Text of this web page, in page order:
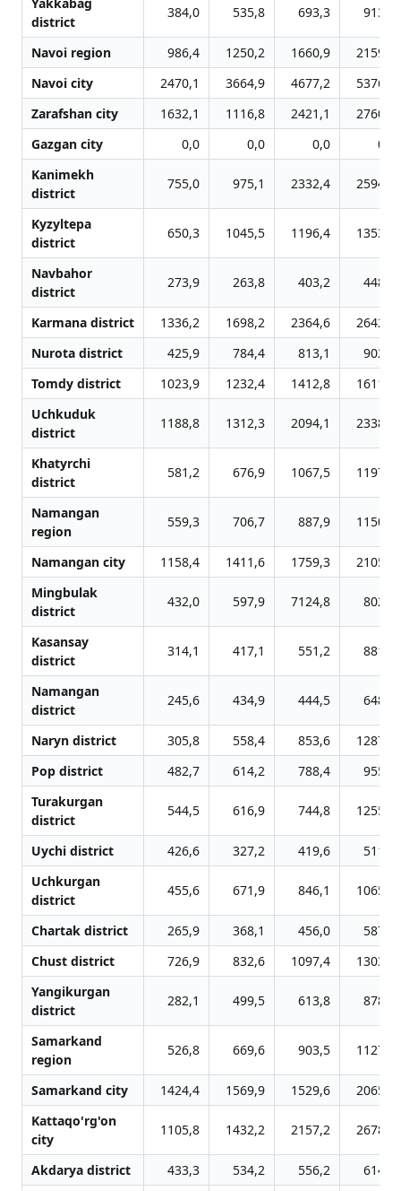
district
384,0 535,8 693,3 913,4
Navoi region 986,4 1250,2 1660,9
2159,1
Navoi city
2470,1 3664,9 4677,2
5376,3
Zarafshan city
1632,1 1116,8 2421,1
2760,4
Gazgan city
0,0 0,0 0,0
0,0
Kanimekh
district
755,0 975,1 2332,4 2594,3
Kyzyltepa
district
650,3 1045,5 1196,4 1353,3
Navbahor
district
273,9 263,8 403,2 448,5
Karmana district 1336,2 1698,2 2364,6
2642,7
Nurota district
425,9 784,4 813,1
902,3
Tomdy district
1023,9 1232,4 1412,8
1611,2
Uchkuduk
district
1188,8 1312,3 2094,1 2338,5
Khatyrchi
district
581,2 676,9 1067,5 1197,4
Namangan
region
559,3 706,7 887,9 1150,0
Namangan city 1158,4 1411,6 1759,3
2105,4
Mingbulak
district
432,0 597,9 7124,8 802,4
Kasansay
district
314,1 417,1 551,2 881,6
Namangan
district
245,6 434,9 444,5 648,8
Naryn district 305,8 558,4 853,6
1287,1
Pop district
482,7 614,2 788,4
955,8
Turakurgan
district
544,5 616,9 744,8 1255,9
Uychi district 426,6 327,2 419,6
511,0
Uchkurgan
district
455,6 671,9 846,1 1065,8
Chartak district 265,9 368,1 456,0
587,9
Chust district
726,9 832,6 1097,4
1303,5
Yangikurgan
district
282,1 499,5 613,8 878,7
Samarkand
region
526,8 669,6 903,5 1127,0
Samarkand city 1424,4 1569,9 1529,6
2065,4
Kattaqo'rg'on
city
1105,8 1432,2 2157,2 2678,7
Akdarya district 433,3 534,2 556,2
614,0